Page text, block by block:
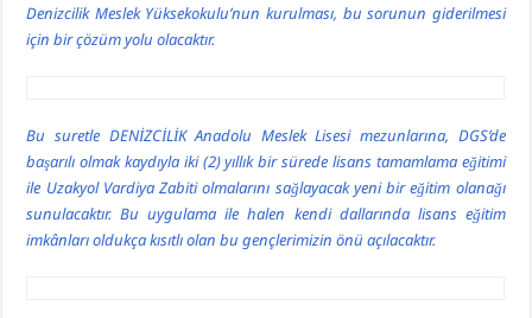
Denizcilik Meslek Yüksekokulu’nun kurulması, bu sorunun giderilmesi
için bir çözüm yolu olacaktır.
Bu suretle DENİZCİLİK Anadolu Meslek Lisesi mezunlarına, DGS’de
başarılı olmak kaydıyla iki (2) yıllık bir sürede lisans tamamlama eğitimi
ile Uzakyol Vardiya Zabiti olmalarını sağlayacak yeni bir eğitim olanağı
sunulacaktır. Bu uygulama ile halen kendi dallarında lisans eğitim
imkânları oldukça kısıtlı olan bu gençlerimizin önü açılacaktır.